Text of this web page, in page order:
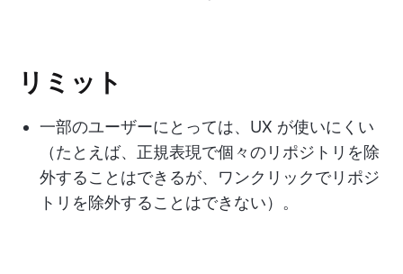
リミット
一部のユーザーにとっては、UX が使いにくい
（たとえば、正規表現で個々のリポジトリを除
外することはできるが、ワンクリックでリポジ
トリを除外することはできない）。